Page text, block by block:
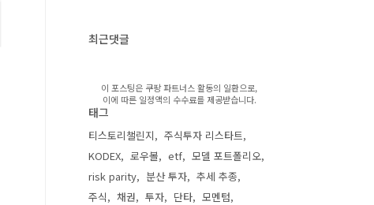
최근댓글
이 포스팅은 쿠팡 파트너스 활동의 일환으로,
이에 따른 일정액의 수수료를 제공받습니다.
태그
티스토리챌린지
주식투자 리스타트
KODEX
로우볼 etf
모델 포트폴리오
risk parity
분산 투자
추세 추종
주식
채권 투자 단타
모멘텀